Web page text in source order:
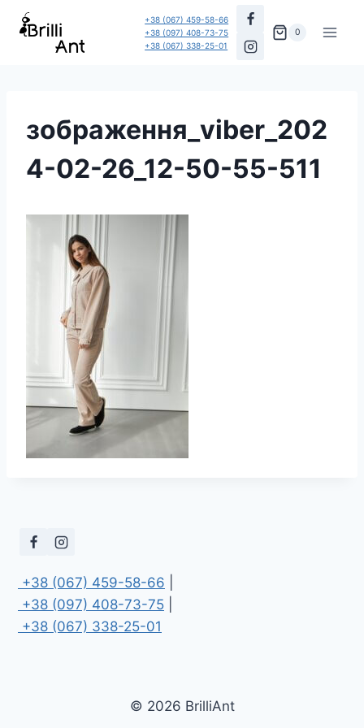
Перейти
+38 (067) 459-58-66
+38 (097) 408-73-75
+38 (067) 338-25-01
0
зображення_viber_202
4-02-26_12-50-55-511
+38 (067) 459-58-66
+38 (097) 408-73-75
+38 (067) 338-25-01
© 2026 BrilliAnt